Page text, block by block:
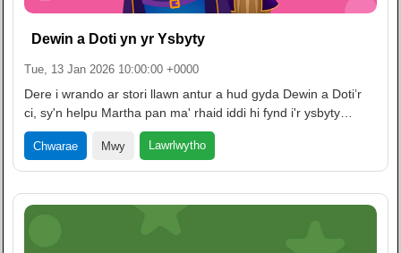
Dewin a Doti yn yr Ysbyty
Tue, 13 Jan 2026 10:00:00 +0000
Dere i wrando ar stori llawn antur a hud gyda Dewin a Doti’r
ci, sy'n helpu Martha pan ma' rhaid iddi hi fynd i'r ysbyty…
Chwarae Mwy Lawrlwytho